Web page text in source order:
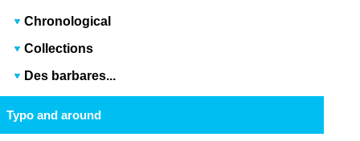
Chronological
Collections
Des barbares...
Typo and around